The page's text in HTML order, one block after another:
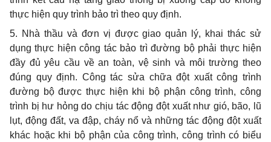
thực hiện quy trình bảo trì theo quy định.
5. Nhà thầu và đơn vị được giao quản lý, khai thác sử
dụng thực hiện công tác bảo trì đường bộ phải thực hiện
đầy đủ yêu cầu về an toàn, vệ sinh và môi trường theo
đúng quy định. Công tác sửa chữa đột xuất công trình
đường bộ được thực hiện khi bộ phận công trình, công
trình bị hư hỏng do chịu tác động đột xuất như gió, bão, lũ
lụt, động đất, va đập, cháy nổ và những tác động đột xuất
khác hoặc khi bộ phận của công trình, công trình có biểu